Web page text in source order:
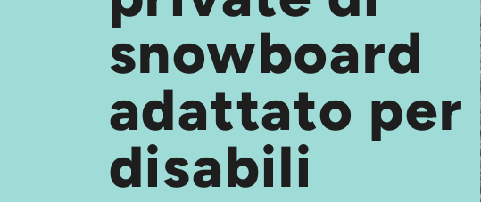
snowboard
adattato per
disabili